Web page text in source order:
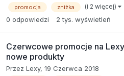
promocja zniżka (i 2 więcej)
0 odpowiedzi 2 tys. wyświetleń
Czerwcowe promocje na
nowe produkty
Przez Lexy, 19 Czerwca 2018